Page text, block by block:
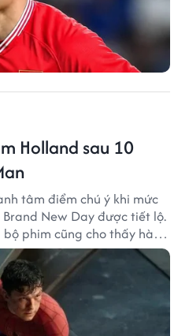
Holland sau 10
tâm điểm chú ý khi mức
New Day được tiết lộ.
phim cũng cho thấy hành
ý của nam diễn viên sau
Người Nhện.